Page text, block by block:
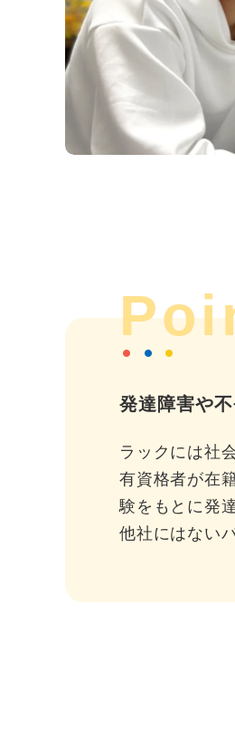
発達障害や
ラックには社
有資格者が在
験をもとに発
他社にはない